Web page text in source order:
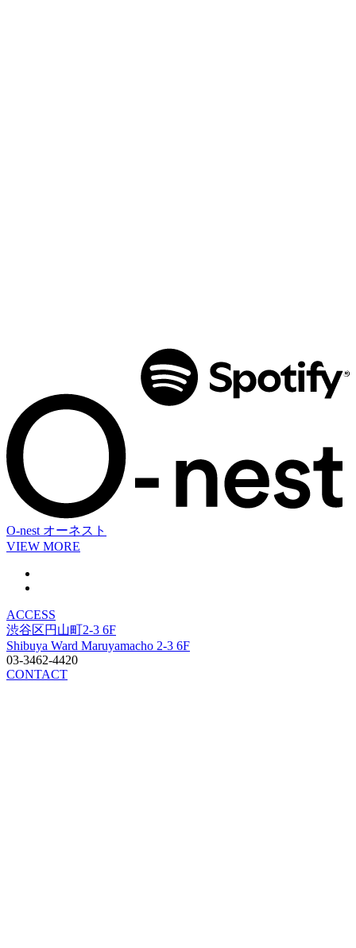
O-nest オーネスト
VIEW MORE
ACCESS
渋谷区円山町2-3 6F
Shibuya Ward Maruyamacho 2-3 6F
03-3462-4420
CONTACT